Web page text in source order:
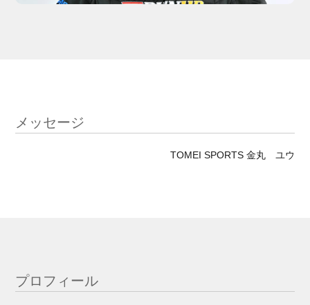
メッセージ
TOMEI SPORTS 金丸 ユウ
プロフィール